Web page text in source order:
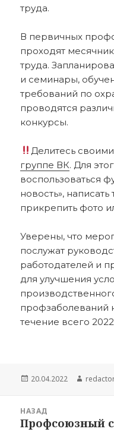
труда.
В первичных
проходят
труда.
и семинары,
требований по
проводятся
конкурсы.
Делитесь
группе ВК. Для
воспользоваться
новость», написать
прикрепить фото
Уверены, что
послужат
работодателей и
для улучшения
профзаболеваний
течение всего
Опубликовано
20.04.2022 Автор
НАЗАД
Предыдущая
Профсоюзный